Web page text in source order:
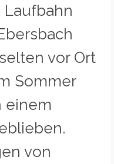
vor Ort
Sommer
einem
von